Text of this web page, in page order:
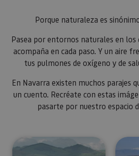
Porque naturaleza es
Pasea por entornos naturales en los
acompaña en cada paso. Y un aire
tus pulmones de oxígeno y de
En Navarra existen muchos parajes
un cuento. Recréate con estas
pasarte por nuestro espacio